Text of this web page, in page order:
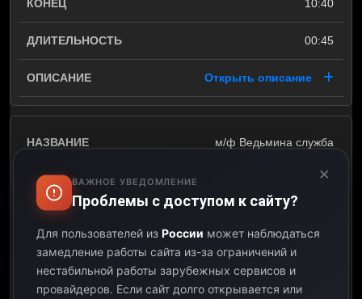
10:40
00:45
Открыть описание
м/ф Ведьмина служба
12:23
×
ВАЖНОЕ УВЕДОМЛЕНИЕ
Проблемы с доступом к сайту?
Для пользователей из России может наблюдаться
замедление работы сайта из-за ограничений и
нестабильной работы зарубежных сервисов и
провайдеров. Если сайт долго открывается или